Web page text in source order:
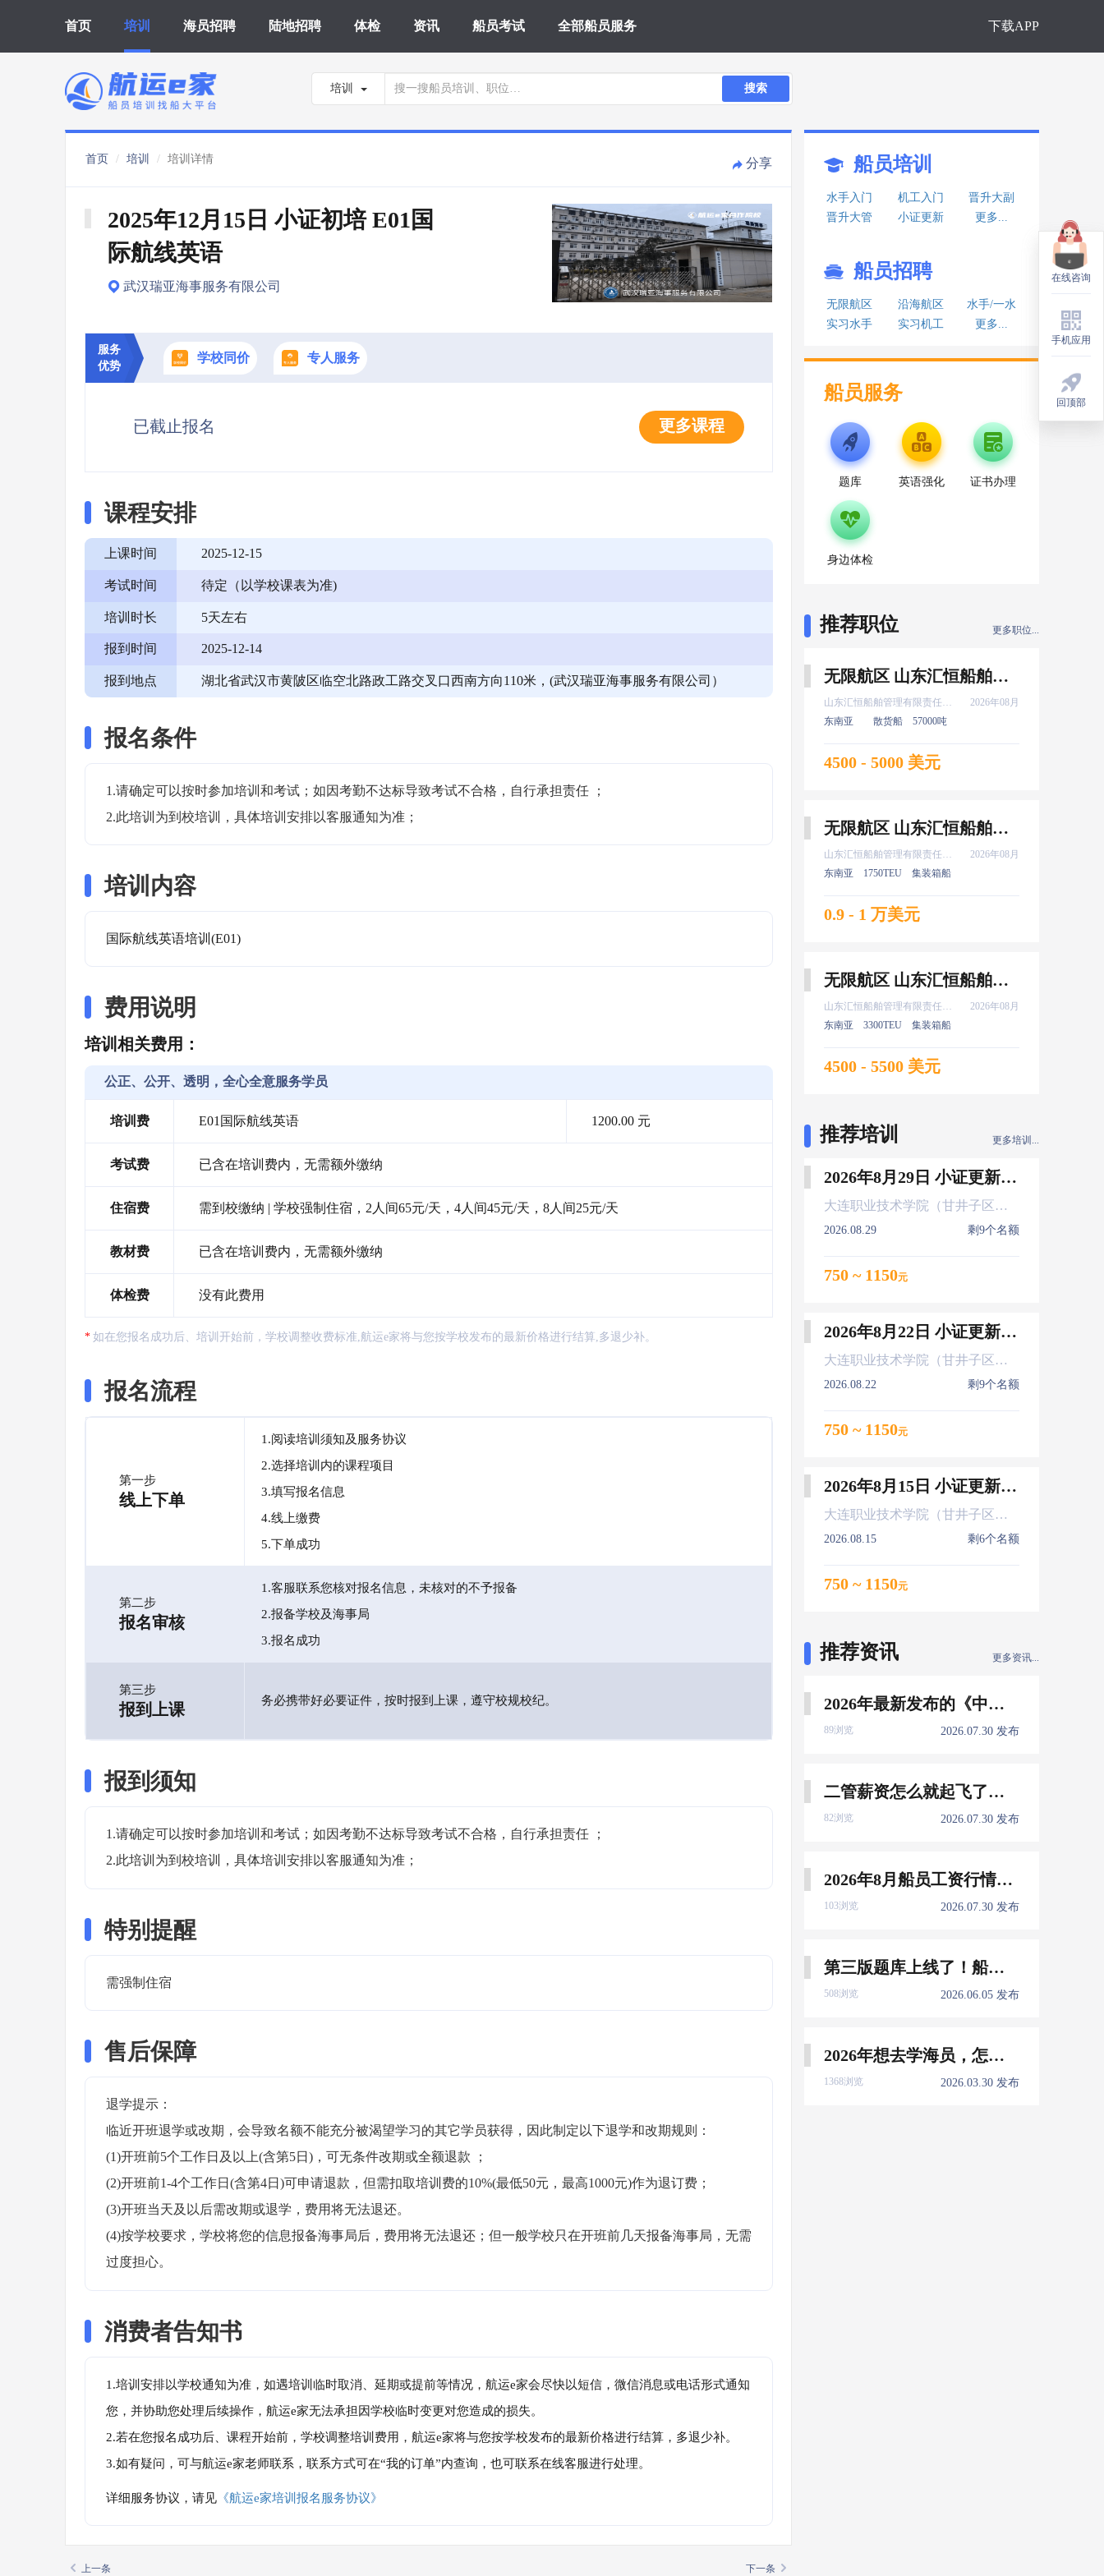
首页 培训 海员招聘 陆地招聘 体检 资讯 船员考试 全部船员服务 下载APP
培训 搜索
首页 培训 培训详情 分享
2025年12月15日 小证初培 E01国
际航线英语
武汉瑞亚海事服务有限公司
服务
优势
学校同价 专人服务
已截止报名 更多课程
课程安排
上课时间 2025-12-15
考试时间 待定（以学校课表为准)
培训时长 5天左右
报到时间 2025-12-14
报到地点 湖北省武汉市黄陂区临空北路政工路交叉口西南方向110米，(武汉瑞亚海事服务有限公司）
报名条件
1.请确定可以按时参加培训和考试；如因考勤不达标导致考试不合格，自行承担责任 ；
2.此培训为到校培训，具体培训安排以客服通知为准；
培训内容
国际航线英语培训(E01)
费用说明
培训相关费用：
公正、公开、透明，全心全意服务学员
培训费 E01国际航线英语 1200.00 元
考试费 已含在培训费内，无需额外缴纳
住宿费 需到校缴纳 | 学校强制住宿，2人间65元/天，4人间45元/天，8人间25元/天
教材费 已含在培训费内，无需额外缴纳
体检费 没有此费用
如在您报名成功后、培训开始前，学校调整收费标准,航运e家将与您按学校发布的最新价格进行结算,多退少补。
报名流程
第一步
线上下单
1.阅读培训须知及服务协议
2.选择培训内的课程项目
3.填写报名信息
4.线上缴费
5.下单成功
第二步
报名审核
1.客服联系您核对报名信息，未核对的不予报备
2.报备学校及海事局
3.报名成功
第三步
报到上课 务必携带好必要证件，按时报到上课，遵守校规校纪。
报到须知
1.请确定可以按时参加培训和考试；如因考勤不达标导致考试不合格，自行承担责任 ；
2.此培训为到校培训，具体培训安排以客服通知为准；
特别提醒
需强制住宿
售后保障
退学提示：
临近开班退学或改期，会导致名额不能充分被渴望学习的其它学员获得，因此制定以下退学和改期规则：
(1)开班前5个工作日及以上(含第5日)，可无条件改期或全额退款 ；
(2)开班前1-4个工作日(含第4日)可申请退款，但需扣取培训费的10%(最低50元，最高1000元)作为退订费；
(3)开班当天及以后需改期或退学，费用将无法退还。
(4)按学校要求，学校将您的信息报备海事局后，费用将无法退还；但一般学校只在开班前几天报备海事局，无需
过度担心。
消费者告知书
1.培训安排以学校通知为准，如遇培训临时取消、延期或提前等情况，航运e家会尽快以短信，微信消息或电话形式通知
您，并协助您处理后续操作，航运e家无法承担因学校临时变更对您造成的损失。
2.若在您报名成功后、课程开始前，学校调整培训费用，航运e家将与您按学校发布的最新价格进行结算，多退少补。
3.如有疑问，可与航运e家老师联系，联系方式可在“我的订单”内查询，也可联系在线客服进行处理。
详细服务协议，请见 《航运e家培训报名服务协议》
船员培训
水手入门 机工入门
晋升大副
晋升大管
小证更新 更多...
船员招聘
无限航区 沿海航区
水手/一水
实习水手
实习机工 更多...
船员服务
题库 英语强化 证书办理
身边体检
推荐职位 更多职位...
无限航区 山东汇恒船舶管理有限责任公司 新证 三管轮 8月上船
山东汇恒船舶管理有限责任公司
2026年08月
东南亚
散货船 57000吨
4500 - 5000 美元
无限航区 山东汇恒船舶管理有限责任公司 船长 8月上船
山东汇恒船舶管理有限责任公司
2026年08月
东南亚
1750TEU 集装箱船
0.9 - 1 万美元
无限航区 山东汇恒船舶管理有限责任公司 二副 8月上船
山东汇恒船舶管理有限责任公司
2026年08月
东南亚
3300TEU 集装箱船
4500 - 5500 美元
推荐培训 更多培训...
2026年8月29日 小证更新 Z01Z02Z04
大连职业技术学院（甘井子区大连北站）
2026.08.29 剩9个名额
750 ~ 1150元
2026年8月22日 小证更新 Z01Z02Z04
大连职业技术学院（甘井子区大连北站）
2026.08.22 剩9个名额
750 ~ 1150元
2026年8月15日 小证更新 Z01Z02Z04
大连职业技术学院（甘井子区大连北站）
2026.08.15 剩6个名额
750 ~ 1150元
推荐资讯 更多资讯...
2026年最新发布的《中国船员发展报告》，暴露了哪些信息量？
89浏览 2026.07.30 发布
二管薪资怎么就起飞了，下一个会是谁？
82浏览 2026.07.30 发布
2026年8月船员工资行情参考
103浏览 2026.07.30 发布
第三版题库上线了！船员免费刷！
508浏览 2026.06.05 发布
2026年想去学海员，怎么选择培训学校？
1368浏览 2026.03.30 发布
上一条 下一条
在线咨询
手机应用
回顶部
在线咨询
手机应用
回顶部